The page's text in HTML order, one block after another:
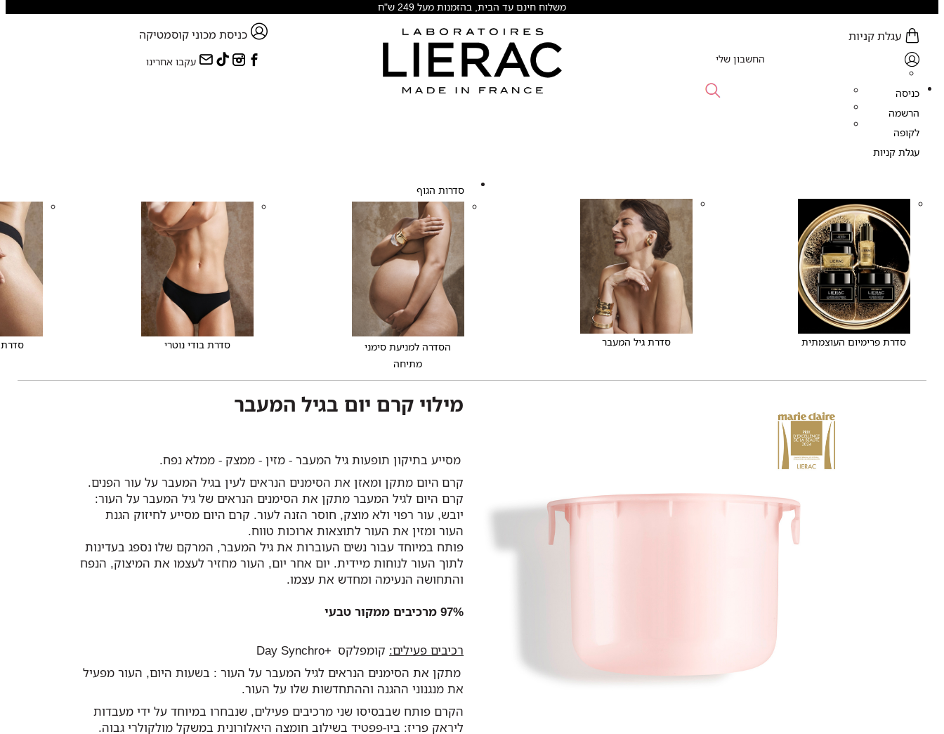
משלוח חינם עד הבית, בהזמנות מעל 249 ש"ח
עגלת קניות
החשבון שלי
כניסה
הרשמה
לקופה
עגלת קניות
כניסת מכוני קוסמטיקה
עקבו אחרינו
סדרת פרימיום העוצמתית סדרת גיל המעבר
סדרות הגוף
הסדרה למניעת סימני
מתיחה
סדרת בודי נוטרי
מילוי קרם יום בגיל המעבר
מסייע בתיקון תופעות גיל המעבר - מזין - ממצק - ממלא נפח.
קרם היום מתקן ומאזן את הסימנים הנראים לעין בגיל המעבר על עור הפנים.
קרם היום לגיל המעבר מתקן את הסימנים הנראים של גיל המעבר על העור:
יובש, עור רפוי ולא מוצק, חוסר הזנה לעור. קרם היום מסייע לחיזוק הגנת
העור ומזין את העור לתוצאות ארוכות טווח.
פותח במיוחד עבור נשים העוברות את גיל המעבר, המרקם שלו נספג בעדינות
לתוך העור לנוחות מיידית. יום אחר יום, העור מחזיר לעצמו את המיצוק, הנפח
והתחושה הנעימה ומחדש את עצמו.
97% מרכיבים ממקור טבעי
רכיבים פעילים: קומפלקס +Day Synchro
מתקן את הסימנים הנראים לגיל המעבר על העור : בשעות היום, העור מפעיל
את מנגנוני ההגנה וההתחדשות שלו על העור.
הקרם פותח שבבסיסו שני מרכיבים פעילים, שנבחרו במיוחד על ידי מעבדות
ליראק פריז: ביו-פפטיד בשילוב חומצה היאלורונית במשקל מולקולרי גבוה.